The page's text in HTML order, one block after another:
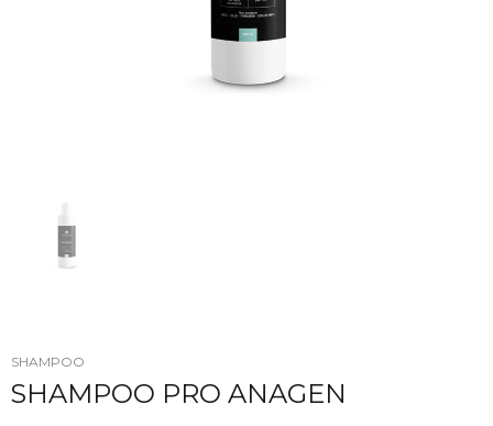
SHAMPOO
SHAMPOO PRO ANAGEN